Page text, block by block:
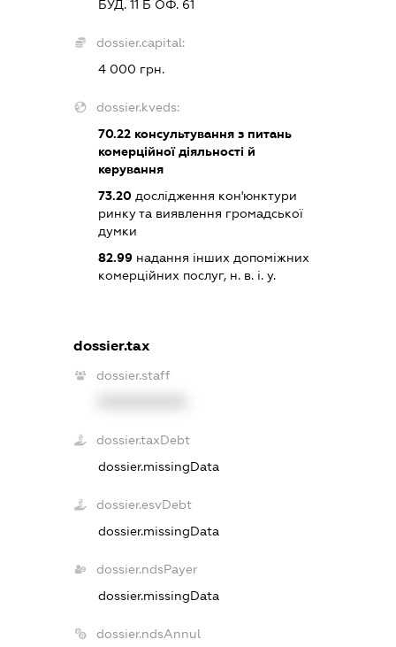
БУД. 11 Б ОФ. 61
dossier.capital:
4 000 грн.
dossier.kveds:
70.22 консультування з питань
комерційної діяльності й
керування
73.20 дослідження кон'юнктури
ринку та виявлення громадської
думки
82.99 надання інших допоміжних
комерційних послуг, н. в. і. у.
dossier.tax
dossier.staff
dossier.taxDebt
dossier.missingData
dossier.esvDebt
dossier.missingData
dossier.ndsPayer
dossier.missingData
dossier.ndsAnnul